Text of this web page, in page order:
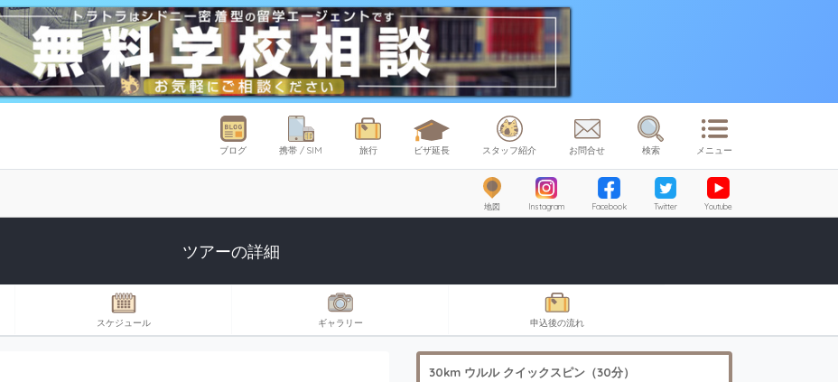
ブログ 携帯 / SIM 旅行 ビザ延長 スタッフ紹介 お問合せ 検索 メニュー
地図 Instagram Facebook Twitter Youtube
ツアーの詳細
スケジュール ギャラリー 申込後の流れ
30km ウルル クイックスピン（30分）